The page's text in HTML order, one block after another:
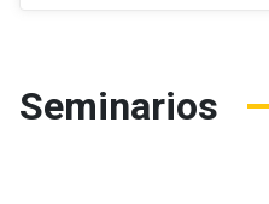
Seminarios